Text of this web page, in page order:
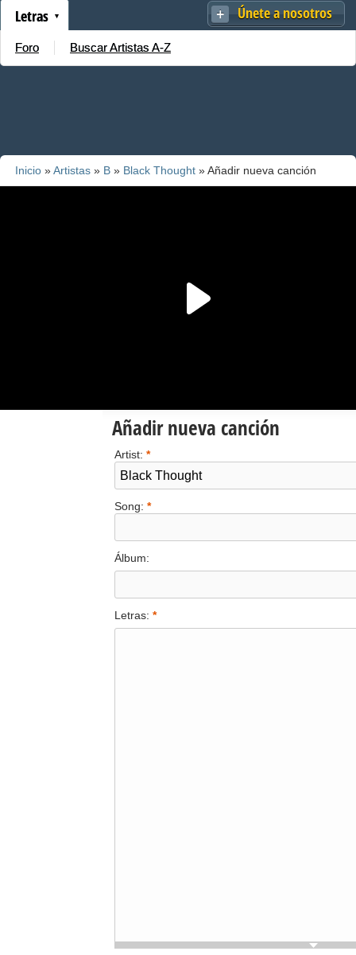
Únete a nosotros
Letras
Foro Buscar Artistas A-Z
Inicio »Artistas » B » Black Thought » Añadir nueva canción
Añadir nueva canción
Artist: *
Song: *
Álbum:
Letras: *